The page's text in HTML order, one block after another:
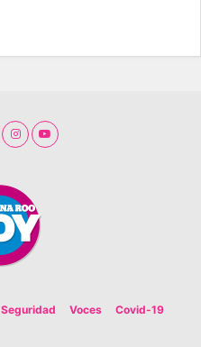
Seguridad Voces Covid-19